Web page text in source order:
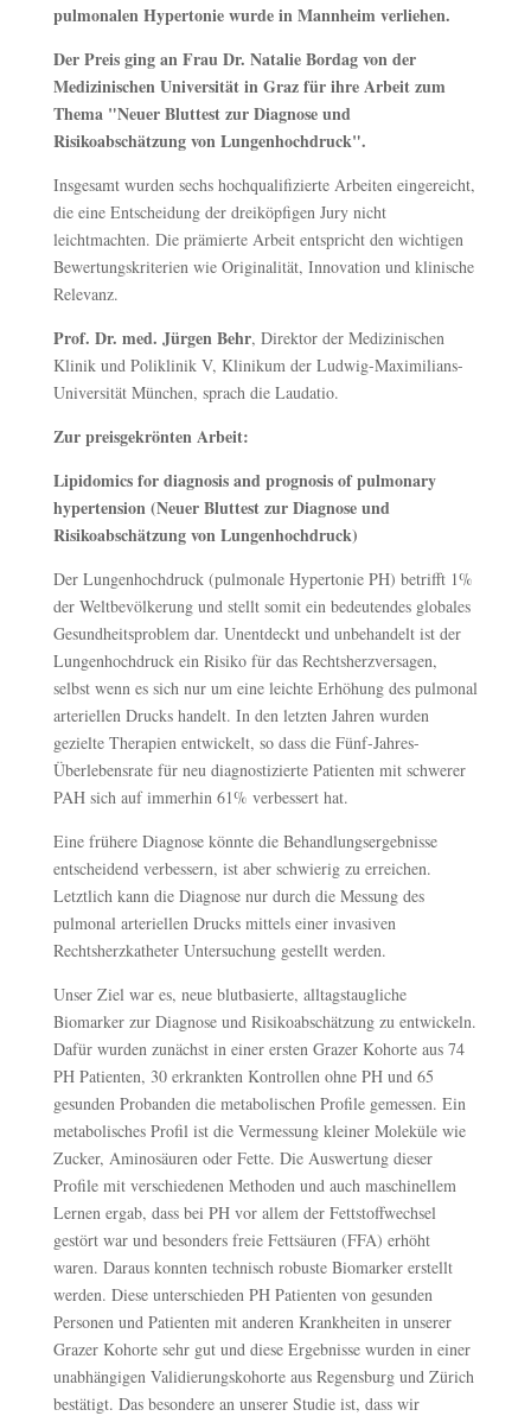
pulmonalen Hypertonie wurde in Mannheim verliehen.
Der Preis ging an Frau Dr. Natalie Bordag von der
Medizinischen Universität in Graz für ihre Arbeit zum
Thema "Neuer Bluttest zur Diagnose und
Risikoabschätzung von Lungenhochdruck".
Insgesamt wurden sechs hochqualifizierte Arbeiten eingereicht,
die eine Entscheidung der dreiköpfigen Jury nicht
leichtmachten. Die prämierte Arbeit entspricht den wichtigen
Bewertungskriterien wie Originalität, Innovation und klinische
Relevanz.
Prof. Dr. med. Jürgen Behr, Direktor der Medizinischen
Klinik und Poliklinik V, Klinikum der Ludwig-Maximilians-
Universität München, sprach die Laudatio.
Zur preisgekrönten Arbeit:
Lipidomics for diagnosis and prognosis of pulmonary
hypertension (Neuer Bluttest zur Diagnose und
Risikoabschätzung von Lungenhochdruck)
Der Lungenhochdruck (pulmonale Hypertonie PH) betrifft 1%
der Weltbevölkerung und stellt somit ein bedeutendes globales
Gesundheitsproblem dar. Unentdeckt und unbehandelt ist der
Lungenhochdruck ein Risiko für das Rechtsherzversagen,
selbst wenn es sich nur um eine leichte Erhöhung des pulmonal
arteriellen Drucks handelt. In den letzten Jahren wurden
gezielte Therapien entwickelt, so dass die Fünf-Jahres-
Überlebensrate für neu diagnostizierte Patienten mit schwerer
PAH sich auf immerhin 61% verbessert hat.
Eine frühere Diagnose könnte die Behandlungsergebnisse
entscheidend verbessern, ist aber schwierig zu erreichen.
Letztlich kann die Diagnose nur durch die Messung des
pulmonal arteriellen Drucks mittels einer invasiven
Rechtsherzkatheter Untersuchung gestellt werden.
Unser Ziel war es, neue blutbasierte, alltagstaugliche
Biomarker zur Diagnose und Risikoabschätzung zu entwickeln.
Dafür wurden zunächst in einer ersten Grazer Kohorte aus 74
PH Patienten, 30 erkrankten Kontrollen ohne PH und 65
gesunden Probanden die metabolischen Profile gemessen. Ein
metabolisches Profil ist die Vermessung kleiner Moleküle wie
Zucker, Aminosäuren oder Fette. Die Auswertung dieser
Profile mit verschiedenen Methoden und auch maschinellem
Lernen ergab, dass bei PH vor allem der Fettstoffwechsel
gestört war und besonders freie Fettsäuren (FFA) erhöht
waren. Daraus konnten technisch robuste Biomarker erstellt
werden. Diese unterschieden PH Patienten von gesunden
Personen und Patienten mit anderen Krankheiten in unserer
Grazer Kohorte sehr gut und diese Ergebnisse wurden in einer
unabhängigen Validierungskohorte aus Regensburg und Zürich
bestätigt. Das besondere an unserer Studie ist, dass wir